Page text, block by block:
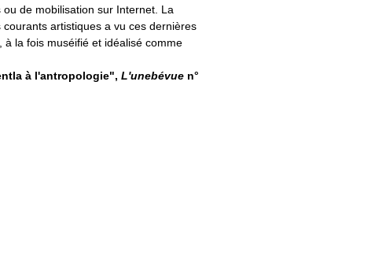
de mobilisation sur Internet. La
artistiques a vu ces dernières
à la fois muséifié et idéalisé comme
à l'antropologie", L'unebévue n°